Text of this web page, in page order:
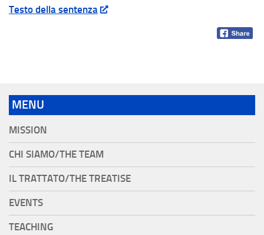
Testo della sentenza
MENU
MISSION
CHI SIAMO/THE TEAM
IL TRATTATO/THE TREATISE
EVENTS
TEACHING